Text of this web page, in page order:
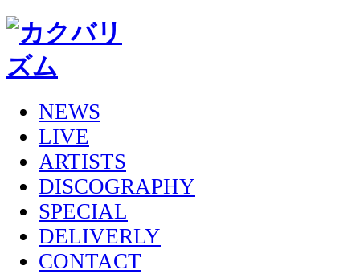
NEWS
LIVE
ARTISTS
DISCOGRAPHY
SPECIAL
DELIVERLY
CONTACT